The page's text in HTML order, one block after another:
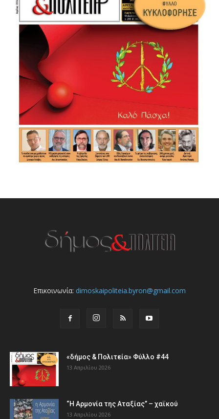
Επικοινωνία: dimoskaipoliteia.byron@gmail.com
«δήμος & Πολιτεία» Φύλλο #44
13 Απριλίου 2026
“Η Αρμονία της Αταξίας” – χαϊκού
13 Απριλίου 2026